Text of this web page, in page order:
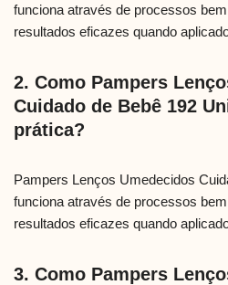
funciona através de processos
resultados eficazes quando
2. Como Pampers
Cuidado de Bebê 192
prática?
Pampers Lenços Umedecidos
funciona através de processos
resultados eficazes quando
3. Como Pampers